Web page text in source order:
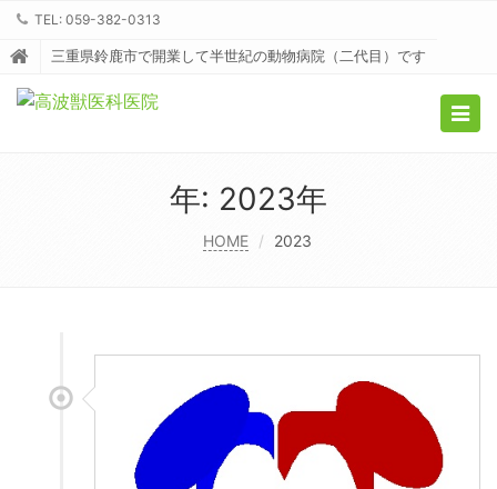
TEL: 059-382-0313
三重県鈴鹿市で開業して半世紀の動物病院（二代目）です
年: 2023年
HOME 2023